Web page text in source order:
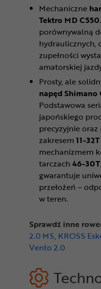
Mechaniczne
Tektro MD C550
porównywalną
hydraulicznych,
zupełności
amatorskiej
Prosty, ale
napęd Shimano
Podstawowa
japońskiego
precyzyjnie oraz
zakresem 11-32T
mechanizmem
tarczach 46-
gwarantuje
przełożeń –
w teren.
Sprawdź inne
2.0 MS, KROSS
Vento 2.0